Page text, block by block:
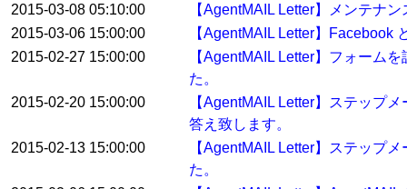
2015-03-08 05:10:00
【AgentMAIL Letter】メンテナ
2015-03-06 15:00:00
【AgentMAIL Letter】Facebook
2015-02-27 15:00:00
【AgentMAIL Letter】フォーム
た。
2015-02-20 15:00:00
【AgentMAIL Letter】ステップ
答え致します。
2015-02-13 15:00:00
【AgentMAIL Letter】ステップ
た。